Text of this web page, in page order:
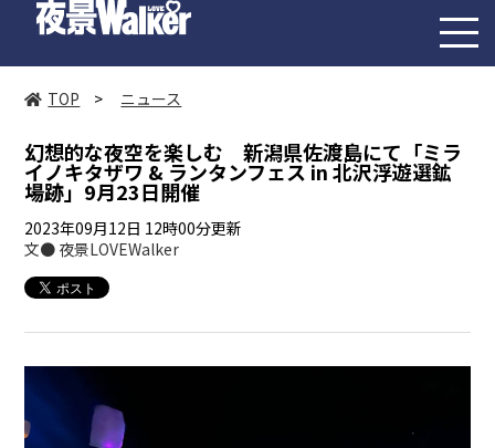
TOP > ニュース
幻想的な夜空を楽しむ 新潟県佐渡島にて「ミラ
イノキタザワ & ランタンフェス in 北沢浮遊選鉱
場跡」9月23日開催
2023年09月12日 12時00分更新
文● 夜景LOVEWalker